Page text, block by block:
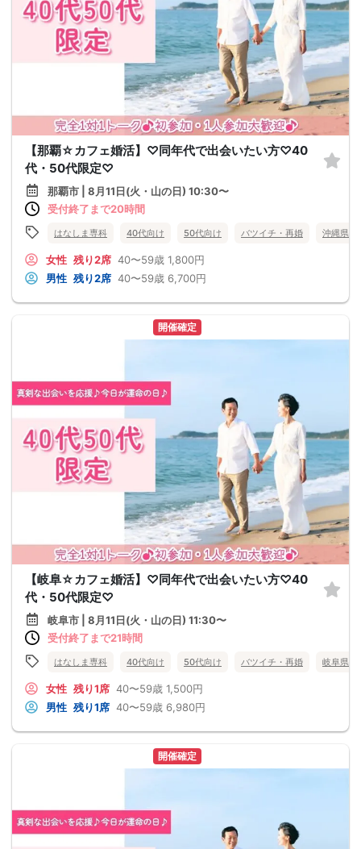
【那覇☆カフェ婚活】♡同年代で出会いたい方♡40
代・50代限定♡
那覇市 | 8月11日(火・山の日) 10:30〜
受付終了まで20時間
はなしま専科 40代向け 50代向け バツイチ・再婚 沖縄県
女性 残り2席 40〜59歳 1,800円
男性 残り2席 40〜59歳 6,700円
開催確定
【岐阜☆カフェ婚活】♡同年代で出会いたい方♡40
代・50代限定♡
岐阜市 | 8月11日(火・山の日) 11:30〜
受付終了まで21時間
はなしま専科 40代向け 50代向け バツイチ・再婚 岐阜県
女性 残り1席 40〜59歳 1,500円
男性 残り1席 40〜59歳 6,980円
開催確定